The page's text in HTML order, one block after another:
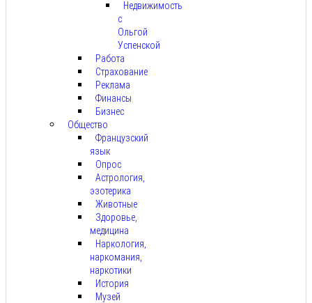
Недвижимость
с
Ольгой
Успенской
Работа
Страхование
Реклама
Финансы
Бизнес
Общество
Французский
язык
Опрос
Астрология,
эзотерика
Животные
Здоровье,
медицина
Наркология,
наркомания,
наркотики
История
Музей